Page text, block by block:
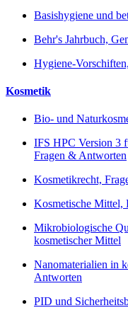
Basishygiene und
Behr's Jahrbuch,
Hygiene-
Kosmetik
Bio- und
IFS HPC Version 3
Fragen & Antworten
Kosmetikrecht,
Kosmetische Mittel,
Mikrobiologische
kosmetischer Mittel
Nanomaterialien in
Antworten
PID und